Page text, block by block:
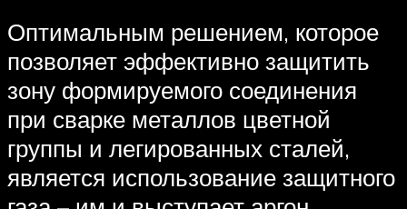
Оптимальным решением, которое
позволяет эффективно защитить
зону формируемого соединения
при сварке металлов цветной
группы и легированных сталей,
является использование защитного